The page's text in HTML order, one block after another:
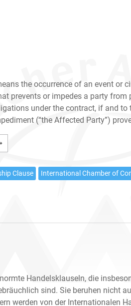
the occurrence of an event or
prevents or impedes a party
under the contract, if and to
(“the Affected Party”)
Clause International Chamber of
Handelsklauseln, die
sind. Sie beruhen nicht
werden von der Internationalen